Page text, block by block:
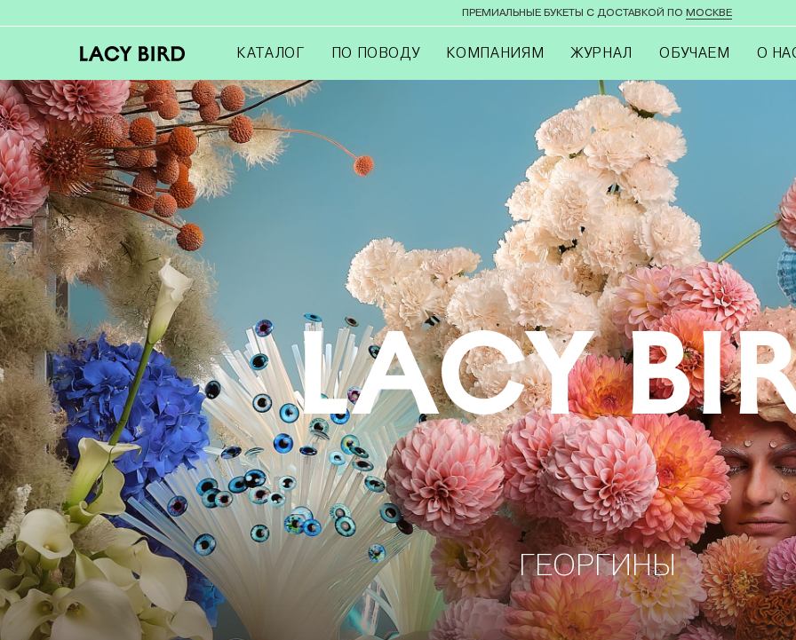
ПРЕМИАЛЬНЫЕ БУКЕТЫ С ДОСТАВКОЙ ПО МОСКВЕ
КАТАЛОГ ПО ПОВОДУ КОМПАНИЯМ ЖУРНАЛ ОБУЧАЕМ О
АВТОРСКИЕ БУКЕТЫ